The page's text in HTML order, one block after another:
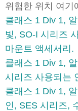
위험한 위치 여기
클래스 1 Div 1,
빛, SO-I 시리즈
마운트 액세서리.
클래스 1 Div 1,
시리즈 사용되는
클래스 1 Div 1,
인, SES 시리즈,